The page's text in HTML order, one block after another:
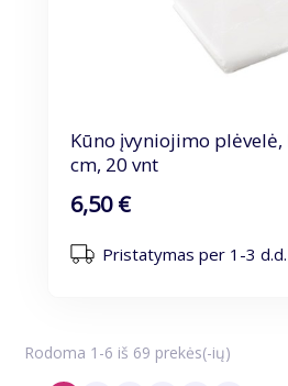
Kūno įvyniojimo
cm, 20 vnt
6,50 €
Pristatymas per 1-3 d.d.
Rodoma 1-6 iš 69 prekės(-ių)